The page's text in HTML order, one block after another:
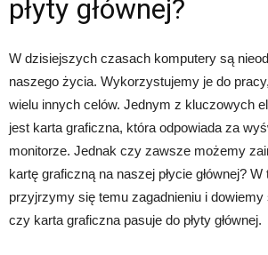
płyty głównej?
W dzisiejszych czasach komputery są
naszego życia. Wykorzystujemy je do
wielu innych celów. Jednym z kluczowych
jest karta graficzna, która odpowiada za
monitorze. Jednak czy zawsze możemy
kartę graficzną na naszej płycie głównej?
przyjrzymy się temu zagadnieniu i
czy karta graficzna pasuje do płyty głównej.